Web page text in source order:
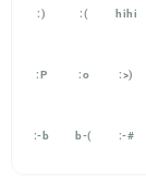
:) :( hihi
:P :o :>)
:-b b-( :-#